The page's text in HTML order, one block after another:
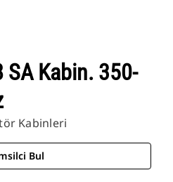
SA Kabin. 350-
Kabinleri
Bul